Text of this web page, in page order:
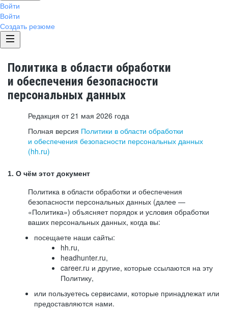
Войти
Войти
Создать резюме
Политика в области обработки
и обеспечения безопасности
персональных данных
Редакция от 21 мая 2026 года
Полная версия Политики в области обработки
и обеспечения безопасности персональных данных
(hh.ru)
1. О чём этот документ
Политика в области обработки и обеспечения
безопасности персональных данных (далее —
«Политика») объясняет порядок и условия обработки
ваших персональных данных, когда вы:
посещаете наши сайты:
hh.ru,
headhunter.ru,
career.ru и другие, которые ссылаются на эту
Политику,
или пользуетесь сервисами, которые принадлежат или
предоставляются нами.